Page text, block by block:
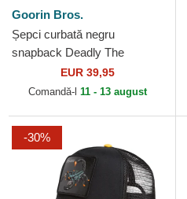
Goorin Bros.
Șepci curbată negru
snapback Deadly The
Deadliest Scorpion The Farm
Goorin Bros.
EUR 39,95
Comandă-l 11 - 13 august
-30%